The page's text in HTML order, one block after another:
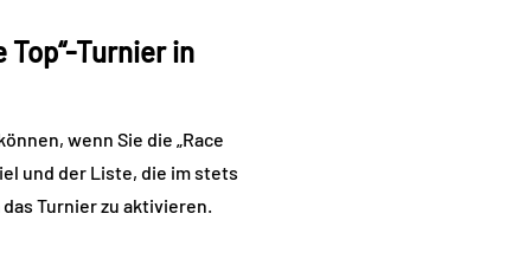
Turnier in
wenn Sie die „Race
und der Liste, die im stets
Turnier zu aktivieren.